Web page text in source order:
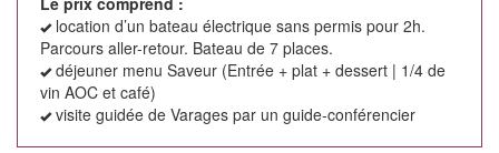
location d’un bateau électrique sans permis pour 2h.
Parcours aller-retour. Bateau de 7 places.
déjeuner menu Saveur (Entrée + plat + dessert | 1/4 de
vin AOC et café)
visite guidée de Varages par un guide-conférencier